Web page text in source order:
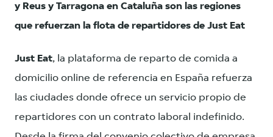
y Reus y Tarragona en Cataluña son las regiones
que refuerzan la flota de repartidores de Just Eat
Just Eat, la plataforma de reparto de comida a
domicilio online de referencia en España refuerza
las ciudades donde ofrece un servicio propio de
repartidores con un contrato laboral indefinido.